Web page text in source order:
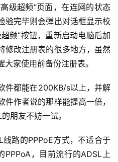
级超频”页面，在连网的状态
验完毕则会弹出对话框显示校
频”按钮，重新启动电脑后加
修改注册表的很多地方，虽然
家使用前备份注册表。
件都能在200KB/s以上，并解
作者说的那样能提高一倍，
朋友不妨一试。
路的PPPoE方式，不适合于
PPPoA，目前流行的ADSL上